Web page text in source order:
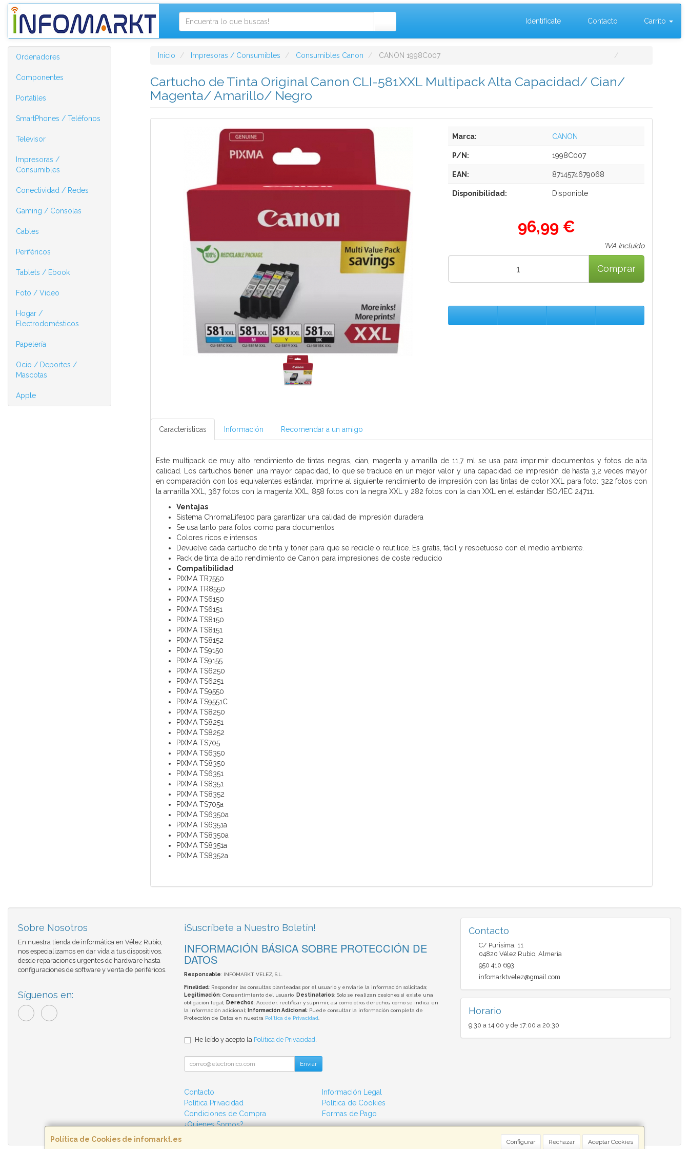
Identifícate Contacto Carrito
Ordenadores
Componentes
Portátiles
SmartPhones / Teléfonos
Televisor
Impresoras /
Consumibles
Conectividad / Redes
Gaming / Consolas
Cables
Periféricos
Tablets / Ebook
Foto / Video
Hogar /
Electrodomésticos
Papelería
Ocio / Deportes /
Mascotas
Apple
Inicio Impresoras / Consumibles Consumibles Canon CANON 1998C007
Cartucho de Tinta Original Canon CLI-581XXL Multipack Alta Capacidad/ Cian/
Magenta/ Amarillo/ Negro
Marca: CANON
P/N: 1998C007
EAN: 8714574679068
Disponibilidad: Disponible
96,99 €
*IVA Incluido
Comprar
Características Información Recomendar a un amigo
Este multipack de muy alto rendimiento de tintas negras, cian, magenta y amarilla de 11,7 ml se usa para imprimir documentos y fotos de alta
calidad. Los cartuchos tienen una mayor capacidad, lo que se traduce en un mejor valor y una capacidad de impresión de hasta 3,2 veces mayor
en comparación con los equivalentes estándar. Imprime al siguiente rendimiento de impresión con las tintas de color XXL para foto: 322 fotos con
la amarilla XXL, 367 fotos con la magenta XXL, 858 fotos con la negra XXL y 282 fotos con la cian XXL en el estándar ISO/IEC 24711.
Ventajas
Sistema ChromaLife100 para garantizar una calidad de impresión duradera
Se usa tanto para fotos como para documentos
Colores ricos e intensos
Devuelve cada cartucho de tinta y tóner para que se recicle o reutilice. Es gratis, fácil y respetuoso con el medio ambiente.
Pack de tinta de alto rendimiento de Canon para impresiones de coste reducido
Compatibilidad
PIXMA TR7550
PIXMA TR8550
PIXMA TS6150
PIXMA TS6151
PIXMA TS8150
PIXMA TS8151
PIXMA TS8152
PIXMA TS9150
PIXMA TS9155
PIXMA TS6250
PIXMA TS6251
PIXMA TS9550
PIXMA TS9551C
PIXMA TS8250
PIXMA TS8251
PIXMA TS8252
PIXMA TS705
PIXMA TS6350
PIXMA TS8350
PIXMA TS6351
PIXMA TS8351
PIXMA TS8352
PIXMA TS705a
PIXMA TS6350a
PIXMA TS6351a
PIXMA TS8350a
PIXMA TS8351a
PIXMA TS8352a
Política de Cookies de infomarkt.es Configurar Rechazar Aceptar Cookies
Sobre Nosotros
En nuestra tienda de informática en Vélez Rubio,
nos especializamos en dar vida a tus dispositivos.
desde reparaciones urgentes de hardware hasta
configuraciones de software y venta de periféricos.
Síguenos en:
¡Suscríbete a Nuestro Boletín!
INFORMACIÓN BÁSICA SOBRE PROTECCIÓN DE
DATOS
Responsable: INFOMARKT VELEZ, S.L.
Finalidad: Responder las consultas planteadas por el usuario y enviarle la información solicitada;
Legitimación: Consentimiento del usuario; Destinatarios: Solo se realizan cesiones si existe una
obligación legal; Derechos: Acceder, rectificar y suprimir, así como otros derechos, como se indica en
la información adicional;
Información Adicional: Puede consultar la información completa de
Protección de Datos en nuestra Política de Privacidad.
He leído y acepto la Política de Privacidad.
Enviar
Contacto
Información Legal
Política Privacidad
Política de Cookies
Condiciones de Compra
Formas de Pago
¿Quienes Somos?
Contacto
C/ Purisima, 11
04820 Vélez Rubio, Almería
950 410 693
infomarktvelez@gmail.com
Horario
9:30 a 14:00 y de 17:00 a 20:30